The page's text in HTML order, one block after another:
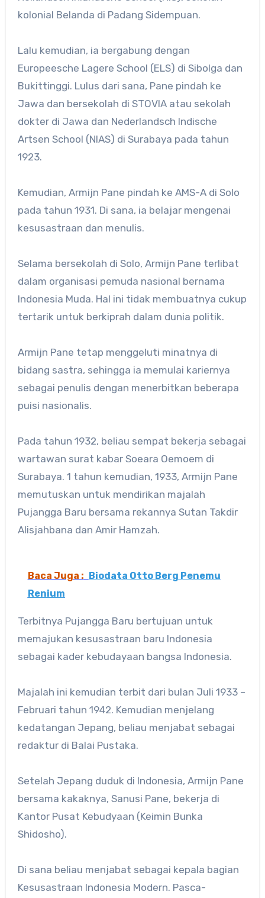
kolonial Belanda di Padang Sidempuan.
Lalu kemudian, ia bergabung dengan
Europeesche Lagere School (ELS) di Sibolga dan
Bukittinggi. Lulus dari sana, Pane pindah ke
Jawa dan bersekolah di STOVIA atau sekolah
dokter di Jawa dan Nederlandsch Indische
Artsen School (NIAS) di Surabaya pada tahun
1923.
Kemudian, Armijn Pane pindah ke AMS-A di Solo
pada tahun 1931. Di sana, ia belajar mengenai
kesusastraan dan menulis.
Selama bersekolah di Solo, Armijn Pane terlibat
dalam organisasi pemuda nasional bernama
Indonesia Muda. Hal ini tidak membuatnya cukup
tertarik untuk berkiprah dalam dunia politik.
Armijn Pane tetap menggeluti minatnya di
bidang sastra, sehingga ia memulai kariernya
sebagai penulis dengan menerbitkan beberapa
puisi nasionalis.
Pada tahun 1932, beliau sempat bekerja sebagai
wartawan surat kabar Soeara Oemoem di
Surabaya. 1 tahun kemudian, 1933, Armijn Pane
memutuskan untuk mendirikan majalah
Pujangga Baru bersama rekannya Sutan Takdir
Alisjahbana dan Amir Hamzah.
Baca Juga : Biodata Otto Berg Penemu
Renium
Terbitnya Pujangga Baru bertujuan untuk
memajukan kesusastraan baru Indonesia
sebagai kader kebudayaan bangsa Indonesia.
Majalah ini kemudian terbit dari bulan Juli 1933 –
Februari tahun 1942. Kemudian menjelang
kedatangan Jepang, beliau menjabat sebagai
redaktur di Balai Pustaka.
Setelah Jepang duduk di Indonesia, Armijn Pane
bersama kakaknya, Sanusi Pane, bekerja di
Kantor Pusat Kebudyaan (Keimin Bunka
Shidosho).
Di sana beliau menjabat sebagai kepala bagian
Kesusastraan Indonesia Modern. Pasca-